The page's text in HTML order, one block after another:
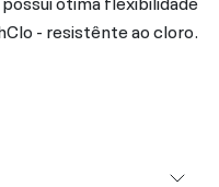
- resistênte ao cloro.